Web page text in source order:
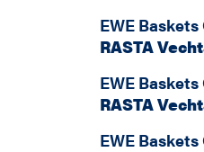
EWE
RASTA
EWE
RASTA
EWE